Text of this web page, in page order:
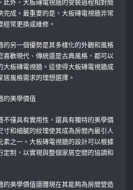
此外，大板磚電視牆的安裝過程相對簡
完成。最重要的是，大板磚電視牆非常
經常更換或維修。
的另一個優勢是其多樣化的外觀和風格
喜歡現代、傳統還是古典風格，都可以
大板磚電視牆。這使得大板磚電視牆成
居風格需求的理想選擇。
的美學價值
不僅具有實用性，還具有獨特的美學價
寸和細膩的紋理使其成為房間內最引人
素之一。大板磚電視牆的設計可以根據
定制，以實現與整個家居空間的協調和
的美學價值還體現在其能夠為房間營造